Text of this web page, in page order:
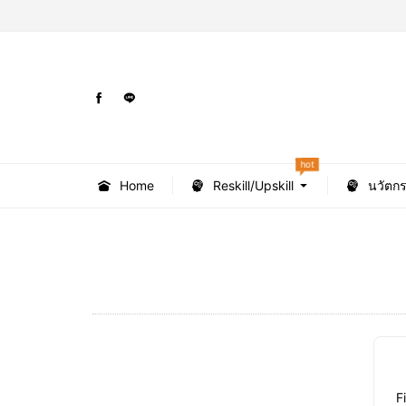
Home Reskill/Upskill
hot
นวัตก